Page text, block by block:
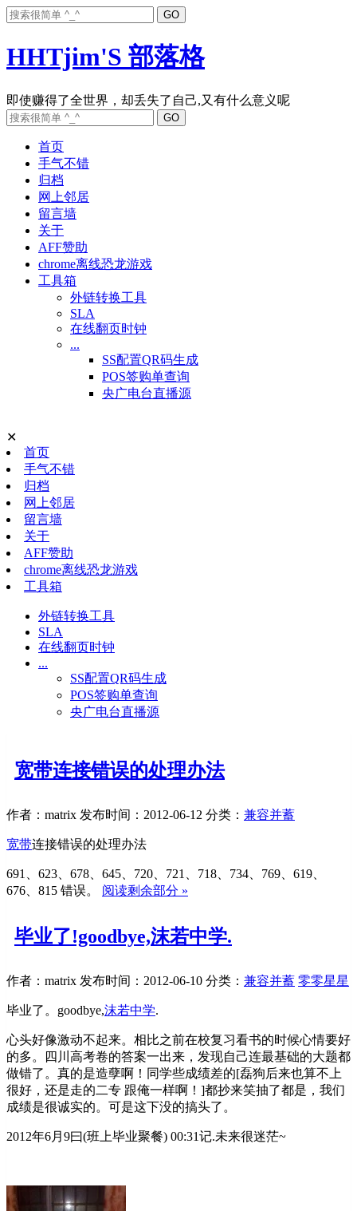
HHTjim'S 部落格
首页
手气不错
归档
网上邻居
留言墙
关于
AFF赞助
chrome离线恐龙游戏
工具箱
外链转换工具
SLA
在线翻页时钟
...
SS配置QR码生成
POS签购单查询
央广电台直播源
✕
首页
手气不错
归档
网上邻居
留言墙
关于
AFF赞助
chrome离线恐龙游戏
工具箱
外链转换工具
SLA
在线翻页时钟
...
SS配置QR码生成
POS签购单查询
央广电台直播源
宽带连接错误的处理办法
作者：matrix 发布时间：2012-06-12 分类： 兼容并蓄
宽带连接错误的处理办法
691、623、678、645、720、721、718、734、769、619、
676、815 错误。 阅读剩余部分 »
毕业了!goodbye,沫若中学.
作者：matrix 发布时间：2012-06-10 分类： 兼容并蓄 零零星星
毕业了。goodbye,沫若中学.
心头好像激动不起来。相比之前在校复习看书的时候心情要好
的多。四川高考卷的答案一出来，发现自己连最基础的大题都
做错了。真的是造孽啊！同学些成绩差的[磊狗后来也算不上
很好，还是走的二专 跟俺一样啊！]都抄来笑抽了都是，我们
成绩是很诚实的。可是这下没的搞头了。
2012年6月9曰(班上毕业聚餐) 00:31记.未来很迷茫~